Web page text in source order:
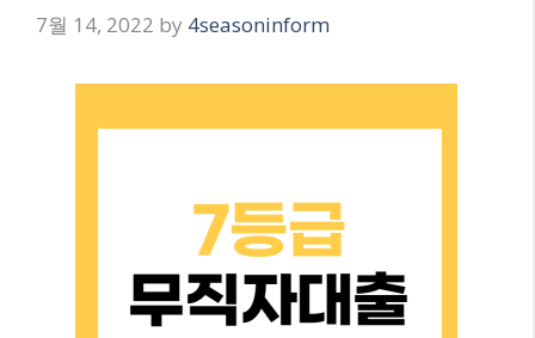
7월 14, 2022 by 4seasoninform